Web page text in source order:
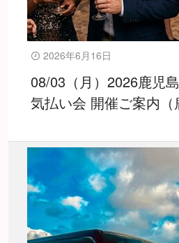
2026年6月16日
08/03（月）2026鹿児
気払い会 開催ご案内（